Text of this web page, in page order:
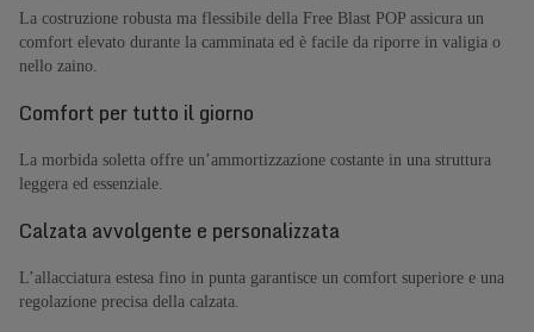
La costruzione robusta ma flessibile della Free Blast POP assicura un
comfort elevato durante la camminata ed è facile da riporre in valigia o
nello zaino.
Comfort per tutto il giorno
La morbida soletta offre un’ammortizzazione costante in una struttura
leggera ed essenziale.
Calzata avvolgente e personalizzata
L’allacciatura estesa fino in punta garantisce un comfort superiore e una
regolazione precisa della calzata.